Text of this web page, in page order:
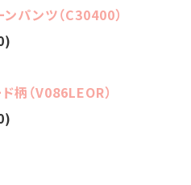
パンツ（C30400）
柄（V086LEOR）